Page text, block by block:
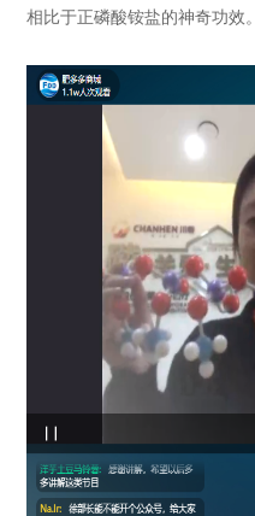
相比于正磷酸铵盐的神奇功效。